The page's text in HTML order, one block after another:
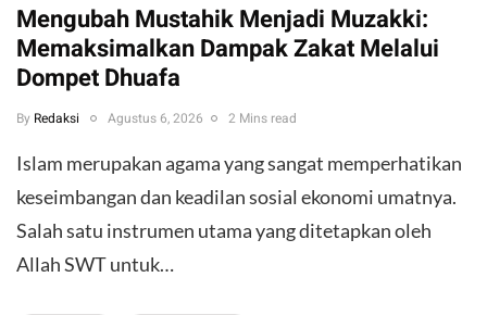
Mengubah Mustahik Menjadi Muzakki:
Memaksimalkan Dampak Zakat Melalui
Dompet Dhuafa
By Redaksi Agustus 6, 2026 2 Mins read
Islam merupakan agama yang sangat memperhatikan
keseimbangan dan keadilan sosial ekonomi umatnya.
Salah satu instrumen utama yang ditetapkan oleh
Allah SWT untuk…